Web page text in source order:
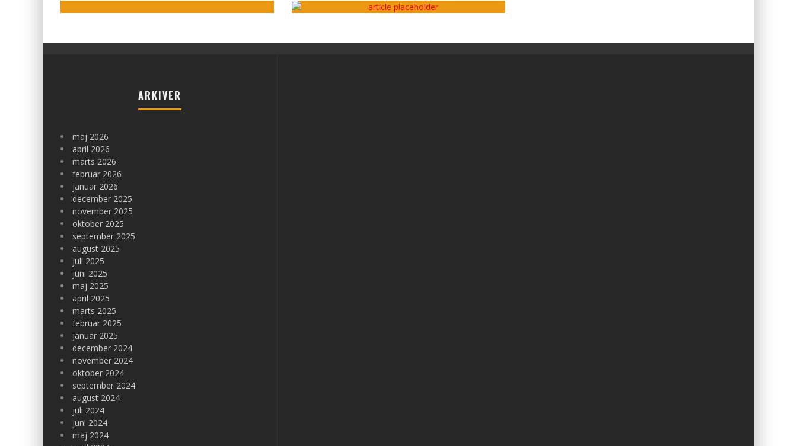
ARKIVER
maj 2026
april 2026
marts 2026
februar 2026
januar 2026
december 2025
november 2025
oktober 2025
september 2025
august 2025
juli 2025
juni 2025
maj 2025
april 2025
marts 2025
februar 2025
januar 2025
december 2024
november 2024
oktober 2024
september 2024
august 2024
juli 2024
juni 2024
maj 2024